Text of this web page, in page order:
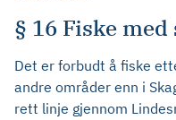
§ 16 Fiske
Det er forbudt å fiske
andre områder enn i
rett linje gjennom